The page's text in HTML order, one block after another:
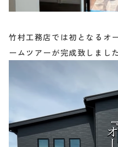
プライバシ
竹村工務店では初となるオ
ームツアーが完成致しまし